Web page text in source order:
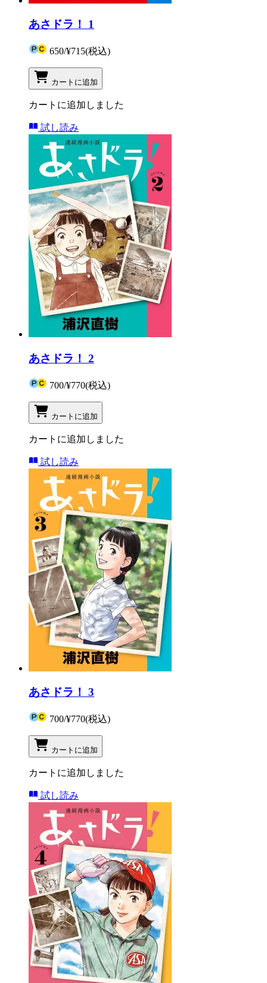
あさドラ！ 1
650/¥715(税込)
カートに追加
カートに追加しました
試し読み
あさドラ！ 2
700/¥770(税込)
カートに追加
カートに追加しました
試し読み
あさドラ！ 3
700/¥770(税込)
カートに追加
カートに追加しました
試し読み